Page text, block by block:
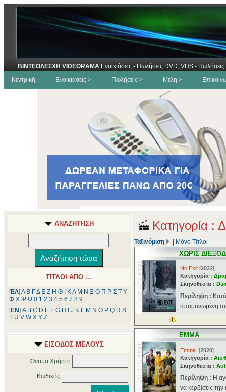
ΒΙΝΤΕΟΛΕΣΧΗ VIDEORAMA Ενοικιάσεις - Πωλήσεις DVD, VHS -
Κεντρική
Ενοικιάσεις > Πωλήσεις > Μέλη >
ΑΝΑΖΗΤΗΣΗ
ΤΙΤΛΟΙ ΑΠΟ ...
[ΕΛ] Α Β ΓΔ Ε Ζ Η Θ ΚΛ Μ Ν Ξ Ο Π Ρ Σ Τ Υ
Φ Χ Ψ Ω 0 1 2 3 4 5 6 7 8 9
[ΕΝ] A B C D E F G H J K L M N O P Q R S
T U V W X Y Z
ΕΙΣΟΔΟΣ ΜΕΛΟΥΣ
Όνομα Χρήστη
Κωδικός
Κατηγορία :
Ταξινόμιση Μόνο Τίτλοι
ΧΩΡΙΣ
No Exit [2022]
Κατηγορία :
Σκηνοθεσία :
Περίληψη :
απομονωμένη
ΕΜΜΑ
Emma. [2020]
Κατηγορία :
Σκηνοθεσία :
Περίληψη : Η
να κερδίσεις